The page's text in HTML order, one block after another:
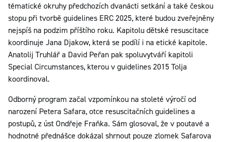
tématické okruhy předchozích dvanácti setkání a také českou
stopu při tvorbě guidelines ERC 2025, které budou zveřejněny
nejspíš na podzim příštího roku. Kapitolu dětské resuscitace
koordinuje Jana Djakow, která se podílí i na etické kapitole.
Anatolij Truhlář a David Peřan pak spoluvytváří kapitoli
Special Circumstances, kterou v guidelines 2015 Tolja
koordinoval.
Odborný program začal vzpomínkou na stoleté výročí od
narození Petera Safara, otce resuscitačních guidelines a
postupů, z úst Ondřeje Fraňka. Sám glosoval, že v poutavé a
hodnotné přednášce dokázal shrnout pouze zlomek Safarova